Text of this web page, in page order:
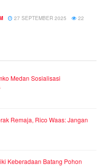
27 SEPTEMBER 2025 22
Medan Sosialisasi
Remaja, Rico Waas: Jangan
Keberadaan Batang Pohon